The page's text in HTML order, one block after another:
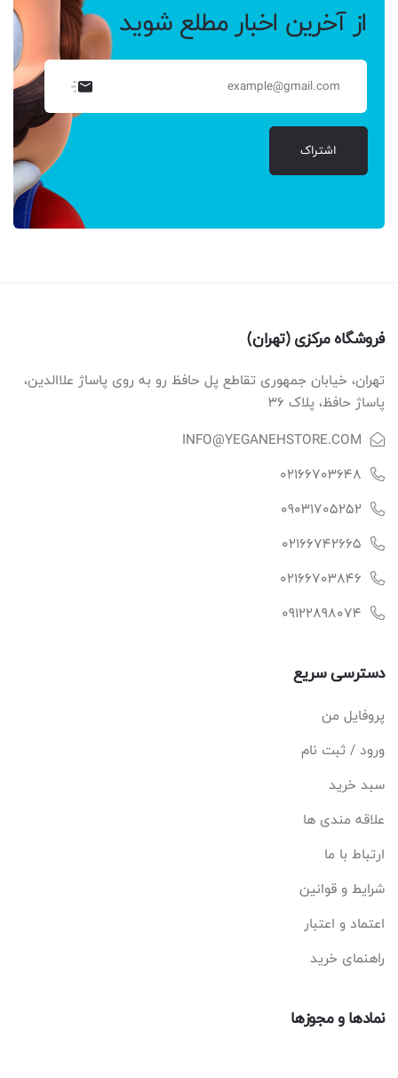
از آخرین اخبار مطلع شوید
اشتراک
فروشگاه مرکزی (تهران)
تهران، خیابان جمهوری تقاطع پل حافظ رو به روی پاساژ علاالدین،
پاساژ حافظ، پلاک ۳۶
INFO@YEGANEHSTORE.COM
02166703648
09031705252
02166742665
02166703846
09122898074
دسترسی سریع
پروفایل من
ورود / ثبت نام
سبد خرید
علاقه مندی ها
ارتباط با ما
شرایط و قوانین
اعتماد و اعتبار
راهنمای خرید
نمادها و مجوزها